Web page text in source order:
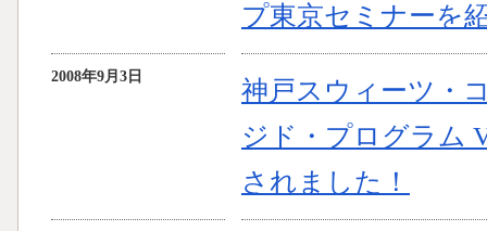
プ東京セミナーを
2008年9月3日
神戸スウィーツ・
ジド・プログラム
されました！